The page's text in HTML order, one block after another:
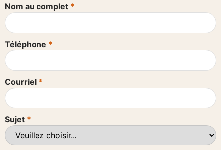
Nom au complet *
Téléphone *
Courriel *
Sujet *